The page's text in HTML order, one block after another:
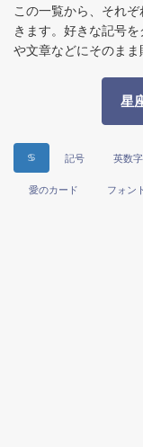
この一覧から、それ
きます。好きな記号
や文章などにそのまま
星
♋ 記号 英数字
愛のカード フォント